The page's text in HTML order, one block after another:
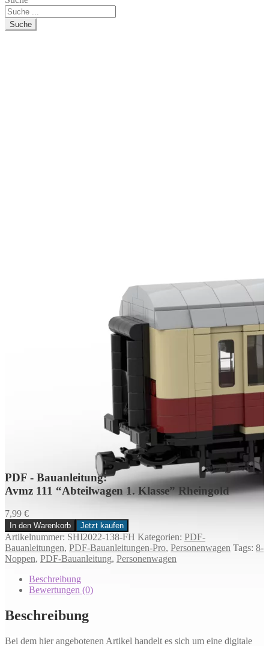
Suche
PDF - Bauanleitung:
Avmz 111 “Abteilwagen 1. Klasse” Rheingold
7,99 €
Avmz
111
“Abteilwagen
1.
Klasse”
Rheingold
Menge
In den Warenkorb Jetzt kaufen
Artikelnummer: SHI2022-138-FH Kategorien: PDF-
Bauanleitungen, PDF-Bauanleitungen-Pro, Personenwagen Tags: 8-
Noppen, PDF-Bauanleitung, Personenwagen
Beschreibung
Bewertungen (0)
Beschreibung
Bei dem hier angebotenen Artikel handelt es sich um eine digitale